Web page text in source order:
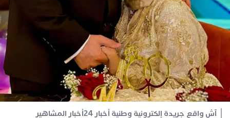
آش واقع جريدة إلكترونية وطنية أخبار 24 أخبار المشاهير